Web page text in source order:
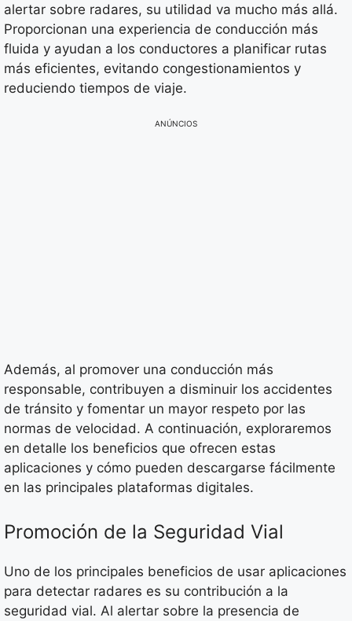
alertar sobre radares, su utilidad va mucho más allá.
Proporcionan una experiencia de conducción más
fluida y ayudan a los conductores a planificar rutas
más eficientes, evitando congestionamientos y
reduciendo tiempos de viaje.
ANÚNCIOS
Además, al promover una conducción más
responsable, contribuyen a disminuir los accidentes
de tránsito y fomentar un mayor respeto por las
normas de velocidad. A continuación, exploraremos
en detalle los beneficios que ofrecen estas
aplicaciones y cómo pueden descargarse fácilmente
en las principales plataformas digitales.
Promoción de la Seguridad Vial
Uno de los principales beneficios de usar aplicaciones
para detectar radares es su contribución a la
seguridad vial. Al alertar sobre la presencia de